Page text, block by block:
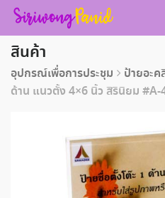
Skip
content
สินค้า
อุปกรณ์เพื่อการประชุม ป้ายอะค
ด้าน แนวตั้ง 4×6 นิ้ว สิรินิยม #A-